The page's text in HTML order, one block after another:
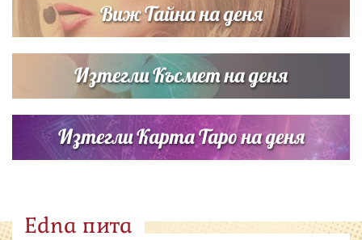
Виж Тайна на деня
Изтегли Късмет на деня
Изтегли Карта Таро на деня
Edna пита